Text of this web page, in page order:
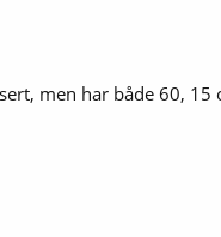
men har både 60, 15